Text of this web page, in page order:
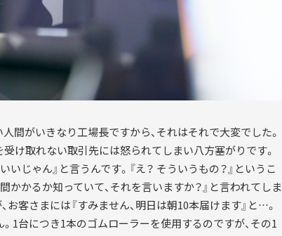
間がいきなり工場長ですから、それはそれで大変でした。
け取れない取引先には怒られてしまい八方塞がりです。
じゃん』と言うんです。『え？ そういうもの？』というこ
かかるか知っていて、それを言いますか？』と言われてしま
客さまには『すみません、明日は朝10本届けます』と…。
1台につき1本のゴムローラーを使用するのですが、その1